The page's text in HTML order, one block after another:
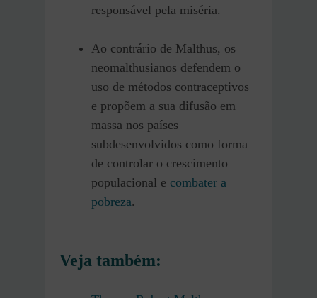
responsável pela miséria.
Ao contrário de Malthus, os
neomalthusianos defendem o
uso de métodos contraceptivos
e propõem a sua difusão em
massa nos países
subdesenvolvidos como forma
de controlar o crescimento
populacional e combater a
pobreza.
Veja também: